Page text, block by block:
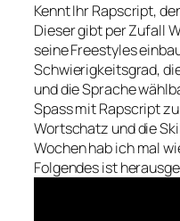
Kennt Ihr Rapscript,
Dieser gibt per Zufall
seine Freestyles
Schwierigkeitsgrad,
und die Sprache
Spass mit Rapscript
Wortschatz und die
Wochen hab ich mal
Folgendes ist